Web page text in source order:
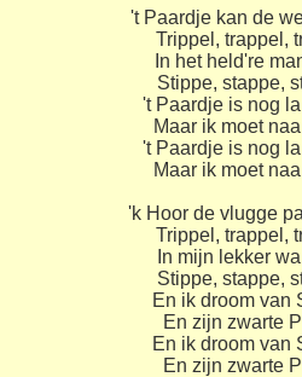
't Paardje kan de
Trippel, trappel,
In het held're
Stippe, stappe,
't Paardje is nog
Maar ik moet
't Paardje is nog
Maar ik moet
'k Hoor de vlugge
Trippel, trappel,
In mijn lekker
Stippe, stappe,
En ik droom van
En zijn zwarte
En ik droom van
En zijn zwarte